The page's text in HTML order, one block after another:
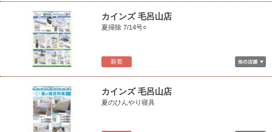
新着
カインズ 毛呂山店
夏掃除 7/14号○
カインズ 毛呂山店
夏のひんやり寝具